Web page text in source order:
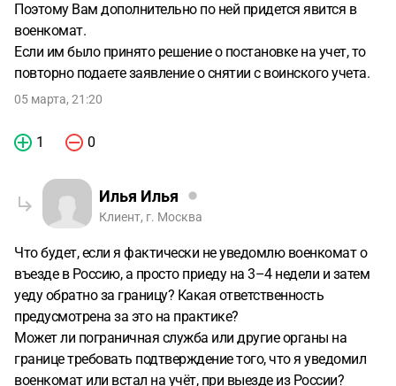
Поэтому Вам дополнительно по ней придется явится в
военкомат.
Если им было принято решение о постановке на учет, то
повторно подаете заявление о снятии с воинского учета.
05 марта, 21:20
1 0
Илья Илья
Клиент, г. Москва
Что будет, если я фактически не уведомлю военкомат о
въезде в Россию, а просто приеду на 3–4 недели и затем
уеду обратно за границу? Какая ответственность
предусмотрена за это на практике?
Может ли пограничная служба или другие органы на
границе требовать подтверждение того, что я уведомил
военкомат или встал на учёт, при выезде из России?